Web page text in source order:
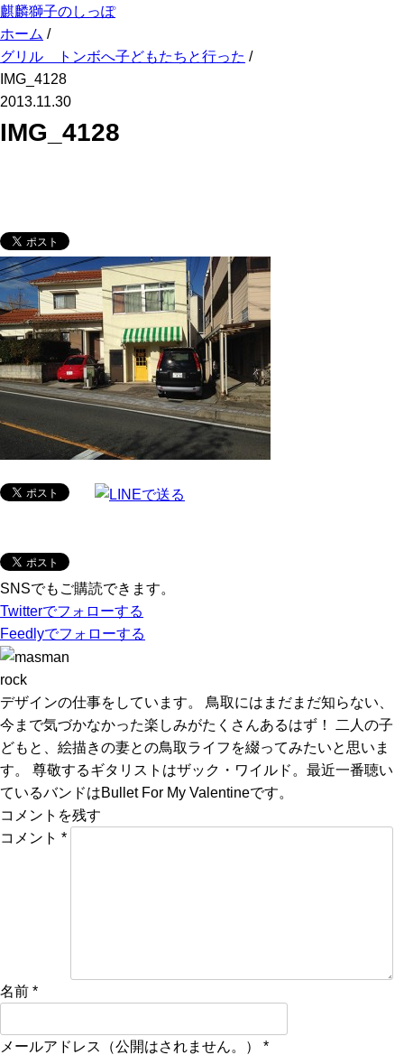
麒麟獅子のしっぽ
ホーム /
グリル トンボへ子どもたちと行った /
IMG_4128
2013.11.30
IMG_4128
SNSでもご購読できます。
Twitterでフォローする
Feedlyでフォローする
rock
デザインの仕事をしています。 鳥取にはまだまだ知らない、
今まで気づかなかった楽しみがたくさんあるはず！ 二人の子
どもと、絵描きの妻との鳥取ライフを綴ってみたいと思いま
す。 尊敬するギタリストはザック・ワイルド。最近一番聴い
ているバンドはBullet For My Valentineです。
コメントを残す
コメント *
名前 *
メールアドレス（公開はされません。） *